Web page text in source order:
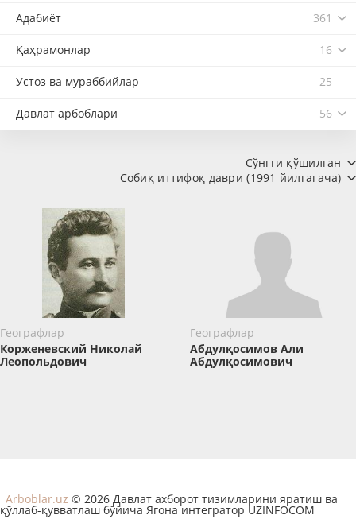
Адабиёт 361
Қаҳрамонлар 16
Устоз ва мураббийлар 25
Давлат арбоблари 56
Сўнгги қўшилган
Собиқ иттифоқ даври (1991 йилгагача)
Географлар
Корженевский Николай
Леопольдович
Географлар
Абдулқосимов Али
Абдулқосимович
Arboblar.uz © 2026 Давлат ахборот тизимларини яратиш ва
қўллаб-қувватлаш бўйича Ягона интегратор UZINFOCOM